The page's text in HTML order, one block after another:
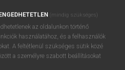
SZÓTÁR
(mindig szükséges)
az oldalunkon történő
használatához, és a felhasználók
A feltétlenül szükséges sütik közé
a személyre szabott beállításokat